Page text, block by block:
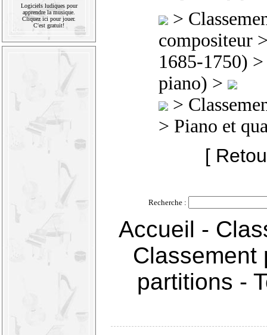
Logiciels ludiques pour
apprendre la musique.
Cliquez ici pour jouer.
C'est gratuit!
>
compositeur
1685-1750) >
piano) >
>
> Piano et
[
Recherche :
Accueil -
Classement
partitions -